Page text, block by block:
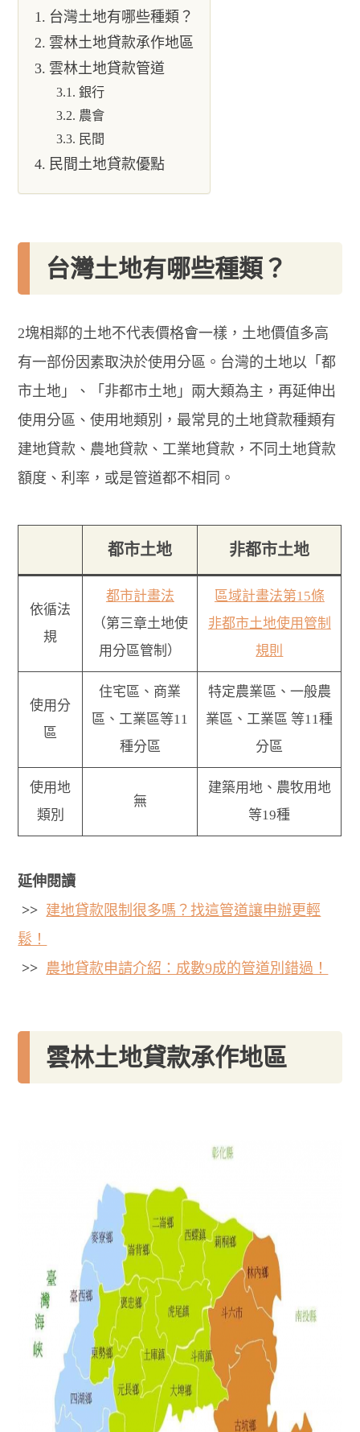
台灣土地有哪些種類？
雲林土地貸款承作地區
雲林土地貸款管道
銀行
農會
民間
民間土地貸款優點
台灣土地有哪些種類？
2塊相鄰的土地不代表價格會一樣，土地價值多高
有一部份因素取決於使用分區。台灣的土地以「都
市土地」、「非都市土地」兩大類為主，再延伸出
使用分區、使用地類別，最常見的土地貸款種類有
建地貸款、農地貸款、工業地貸款，不同土地貸款
額度、利率，或是管道都不相同。
都市土地 非都市土地
依循法
規
都市計畫法
（第三章土地使
用分區管制）
區域計畫法第15條
非都市土地使用管制
規則
使用分
區
住宅區、商業
區、工業區等11
種分區
特定農業區、一般農
業區、工業區 等11種
分區
使用地
類別
無
建築用地、農牧用地
等19種
延伸閱讀
>> 建地貸款限制很多嗎？找這管道讓申辦更輕
鬆！
>> 農地貸款申請介紹：成數9成的管道別錯過！
雲林土地貸款承作地區